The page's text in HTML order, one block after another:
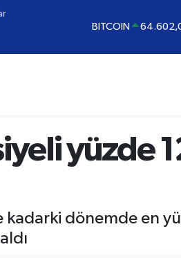
BITCOIN
DOLAR
BİST100
yüzde
kadarki dönemde en